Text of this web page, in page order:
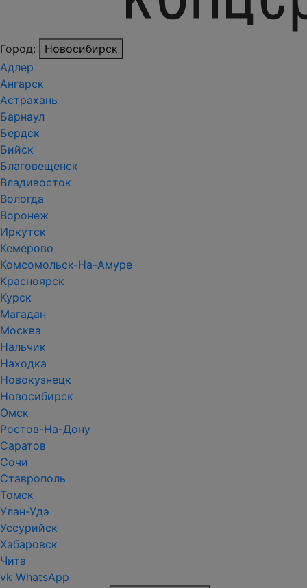
Город:
Новосибирск
Адлер
Ангарск
Астрахань
Барнаул
Бердск
Бийск
Благовещенск
Владивосток
Вологда
Воронеж
Иркутск
Кемерово
Комсомольск-На-Амуре
Красноярск
Курск
Магадан
Москва
Нальчик
Находка
Новокузнецк
Новосибирск
Омск
Ростов-На-Дону
Саратов
Сочи
Ставрополь
Томск
Улан-Удэ
Уссурийск
Хабаровск
Чита
vk WhatsApp